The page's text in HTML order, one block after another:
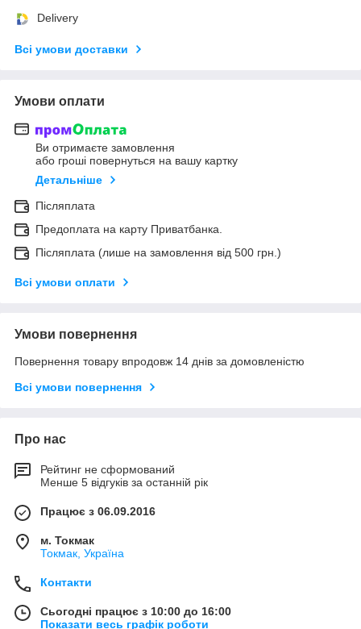
Delivery
Всі умови доставки
Умови оплати
Ви отримаєте замовлення
або гроші повернуться на вашу картку
Детальніше
Післяплата
Предоплата на карту Приватбанка.
Післяплата (лише на замовлення від 500 грн.)
Всі умови оплати
Умови повернення
Повернення товару впродовж 14 днів за домовленістю
Всі умови повернення
Про нас
Рейтинг не сформований
Менше 5 відгуків за останній рік
Працює з 06.09.2016
м. Токмак
Токмак, Україна
Контакти
Сьогодні працює з 10:00 до 16:00
Показати весь графік роботи